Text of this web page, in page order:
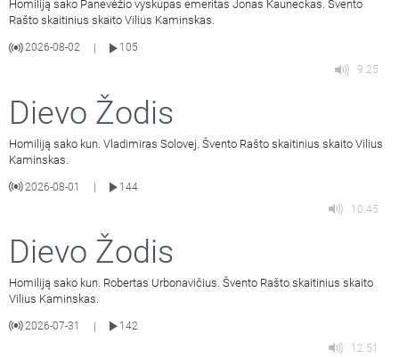
Homiliją sako Panevėžio vyskupas emeritas Jonas Kauneckas. Švento
Rašto skaitinius skaito Vilius Kaminskas.
2026-08-02
105
9:25
Dievo Žodis
Homiliją sako kun. Vladimiras Solovej. Švento Rašto skaitinius skaito Vilius
Kaminskas.
2026-08-01
144
10:45
Dievo Žodis
Homiliją sako kun. Robertas Urbonavičius. Švento Rašto skaitinius skaito
Vilius Kaminskas.
2026-07-31 |
142
12:51